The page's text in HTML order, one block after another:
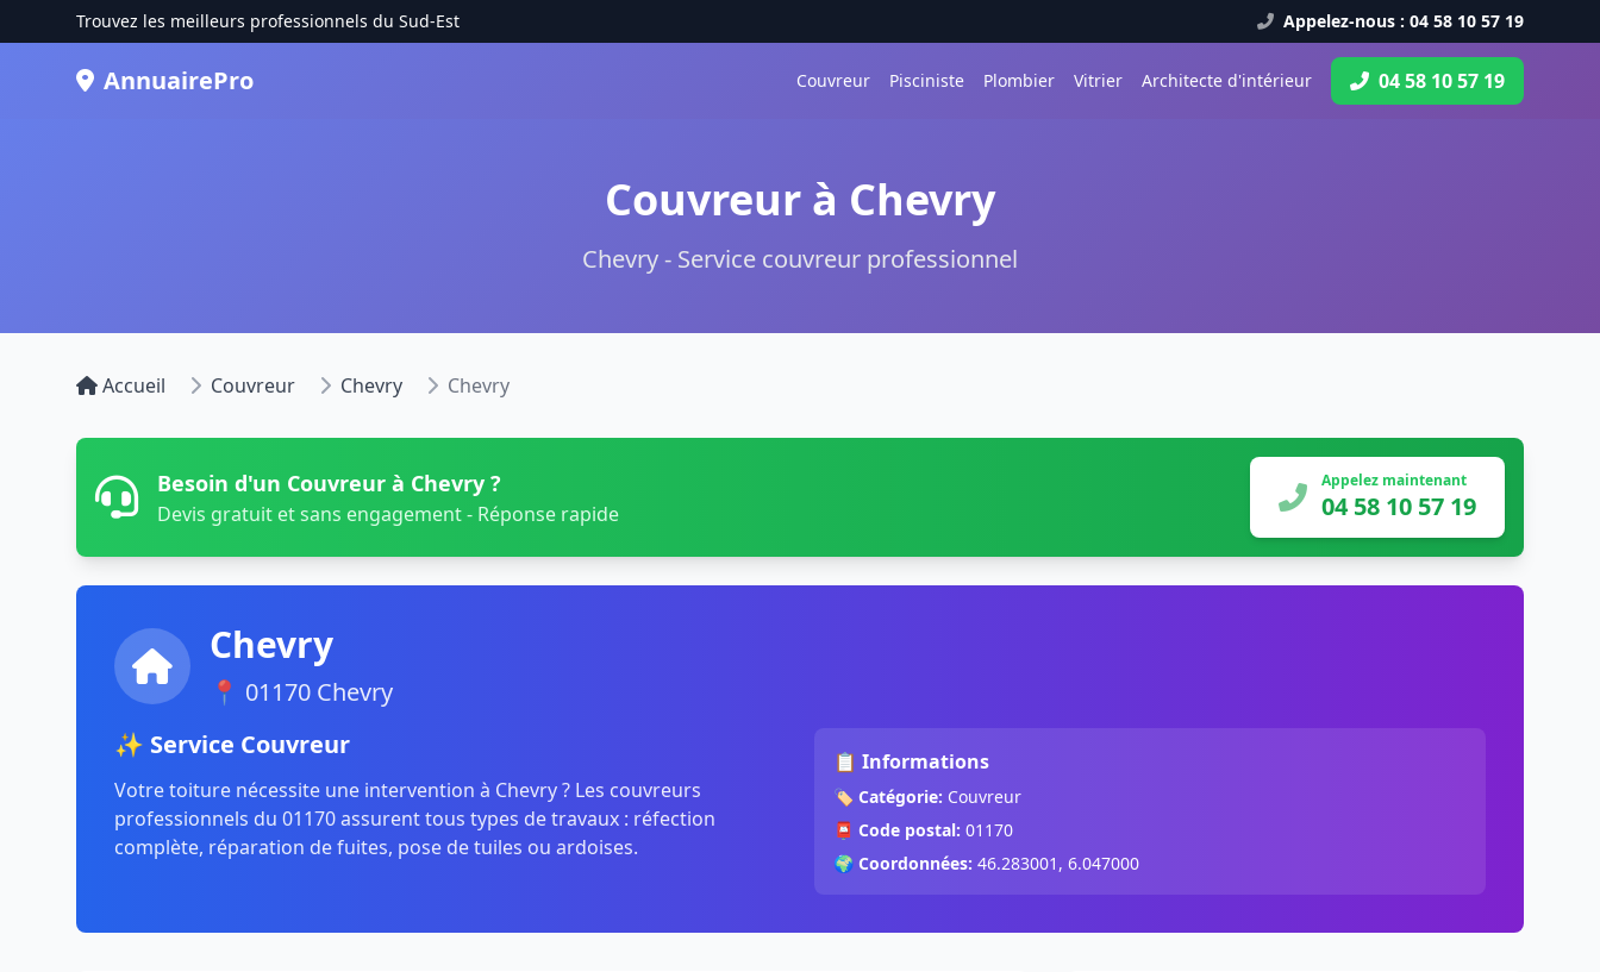
Trouvez les meilleurs professionnels du Sud-Est Appelez-nous : 04 58 10 57 19
AnnuairePro Couvreur Pisciniste Plombier Vitrier Architecte d'intérieur 04 58 10 57 19
Couvreur à Chevry
Chevry - Service couvreur professionnel
Accueil Couvreur Chevry Chevry
Besoin d'un Couvreur à Chevry ?
Devis gratuit et sans engagement - Réponse rapide
Appelez maintenant
04 58 10 57 19
Chevry
📍 01170 Chevry
✨ Service Couvreur
Votre toiture nécessite une intervention à Chevry ? Les couvreurs
professionnels du 01170 assurent tous types de travaux : réfection
complète, réparation de fuites, pose de tuiles ou ardoises.
📋 Informations
🏷️ Catégorie: Couvreur
📮 Code postal: 01170
🌍 Coordonnées: 46.283001, 6.047000